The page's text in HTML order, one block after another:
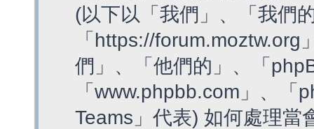
(以下以「我們」、「我們
「https://
們」、「他們的」、「
「www.phpbb.com」、
Teams」代表) 如何處理當